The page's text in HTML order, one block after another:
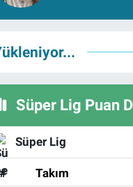
Süper Lig Puan
Süper Lig
# Takım